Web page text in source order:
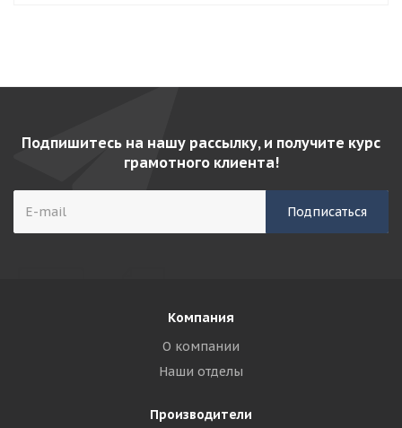
Подпишитесь на нашу рассылку, и получите курс
грамотного клиента!
Компания
О компании
Наши отделы
Производители